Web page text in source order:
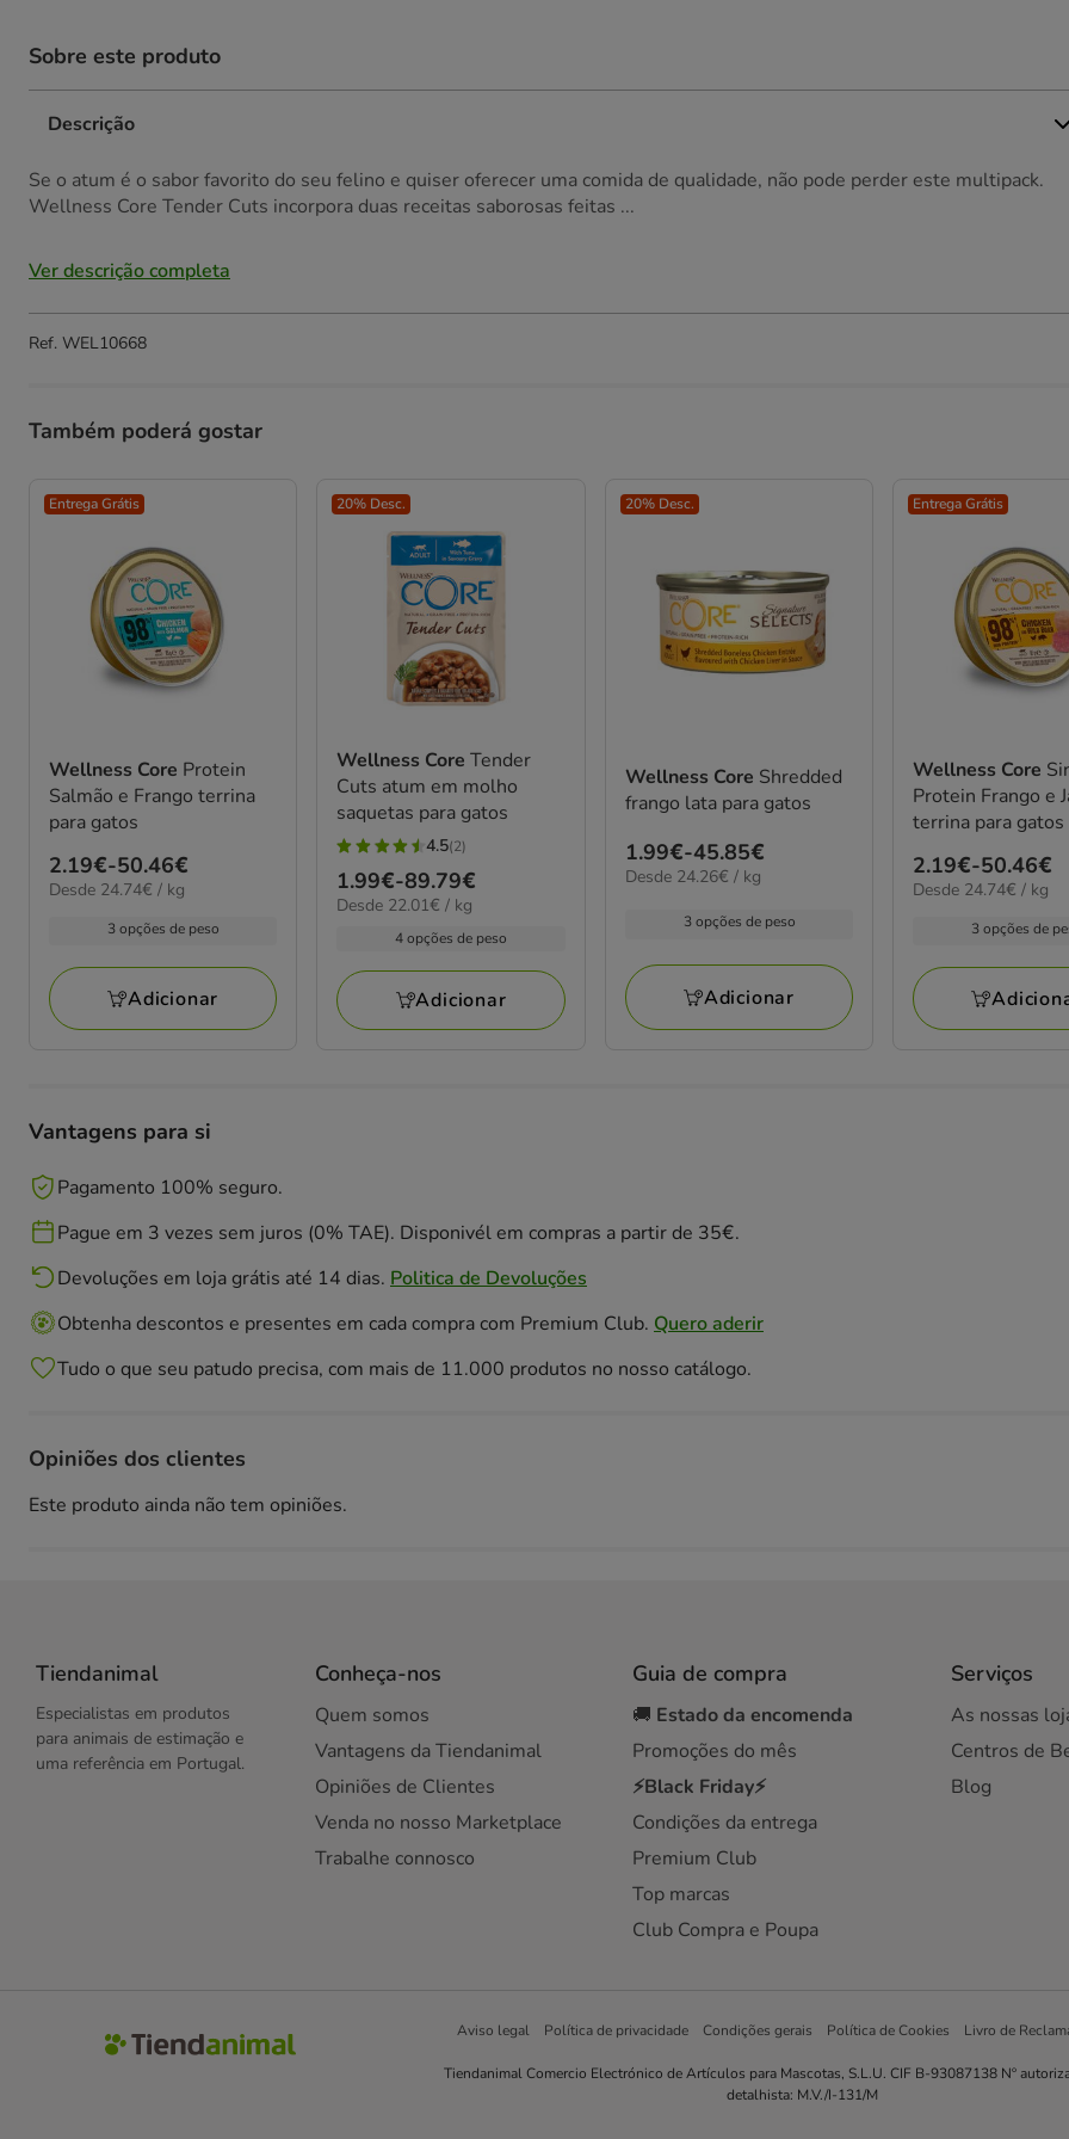
Sobre este produto
Descrição
Se o atum é o sabor favorito do seu felino e quiser oferecer uma comida de qualidade, não pode perder este multipack.
Wellness Core Tender Cuts incorpora duas receitas saborosas feitas ...
Ver descrição completa
Ref. WEL10668
Também poderá gostar
Entrega Grátis
Wellness Core Protein
Salmão e Frango terrina
para gatos
Preço
de
50.46€
2.19€-50.46€
24.74€
Desde 24.74€ / kg
3 opções de peso
Adicionar
20% Desc.
Wellness CoreTender
Cuts atum em molho
saquetas para gatos
4.5
estrelas
com
avaliações
4.5(2)
Preço
de
89.79€
1.99€-89.79€
22.01€
Desde 22.01€ / kg
4 opções de peso
Adicionar
20% Desc.
Wellness Core Shredded
frango lata para gatos
Preço
de
45.85€
1.99€-45.85€
24.26€
Desde 24.26€ / kg
3 opções de peso
Adicionar
Entrega Grátis
Wellness Core
Protein Frango e
terrina para gatos
Preço
de
50.46€
2.19€-50.46€
24.74€
Desde 24.74€ / kg
3 opções de
Vantagens para si
Pagamento 100% seguro.
Pague em 3 vezes sem juros (0% TAE). Disponivél em compras a partir de 35€.
Devoluções em loja grátis até 14 dias. Politica de Devoluções
Obtenha descontos e presentes em cada compra com Premium Club. Quero aderir
Tudo o que seu patudo precisa, com mais de 11.000 produtos no nosso catálogo.
Opiniões dos clientes
Este produto ainda não tem opiniões.
Tiendanimal
Especialistas em produtos
para animais de estimação e
uma referência em Portugal.
Conheça-nos
Quem somos
Vantagens da Tiendanimal
Opiniões de Clientes
Venda no nosso Marketplace
Trabalhe connosco
Guia de compra
🚚 Estado da encomenda
Promoções do mês
⚡Black Friday⚡
Condições da entrega
Premium Club
Top marcas
Club Compra e Poupa
Serviços
As nossas
Centros de
Blog
Aviso legal Política de privacidade Condições gerais Política de Cookies Livro de
Tiendanimal Comercio Electrónico de Artículos para Mascotas, S.L.U. CIF B-93087138 Nº
detalhista: M.V./I-131/M